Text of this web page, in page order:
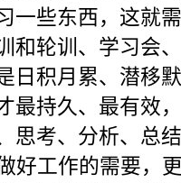
一些东西，这就
和轮训、学习会
日积月累、潜移
最持久、最有效
思考、分析、总
好工作的需要，